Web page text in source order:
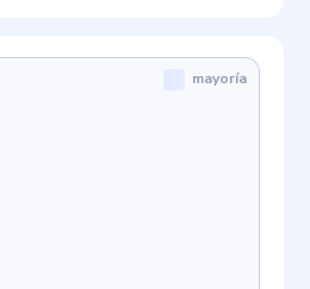
mayoría